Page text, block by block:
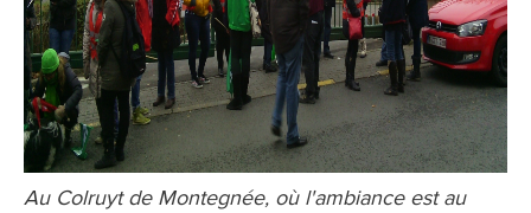
Au Colruyt de Montegnée, où l'ambiance est au